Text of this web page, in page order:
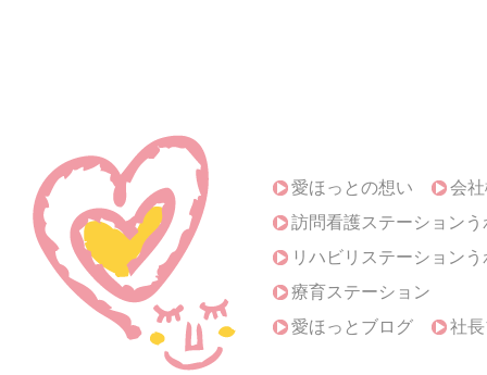
愛ほっとの想い
会
訪問看護ステーションう
リハビリステーション
療育ステーション
愛ほっとブログ
社